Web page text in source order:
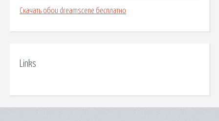
Скачать обои dreamscene бесплатно
Links